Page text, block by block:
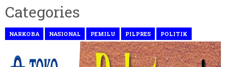
Categories
NARKOBA NASIONAL PEMILU PILPRES POLITIK